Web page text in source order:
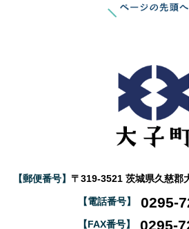
【郵便番号】 〒319-3521 茨城県久慈郡
【電話番号】 0295-
【FAX番号】 0295-